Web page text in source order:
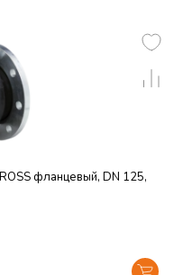
фланцевый, DN 125,